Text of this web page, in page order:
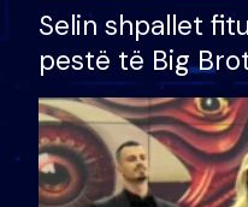
Selin shpallet
pestë të Big
çmimin e madh